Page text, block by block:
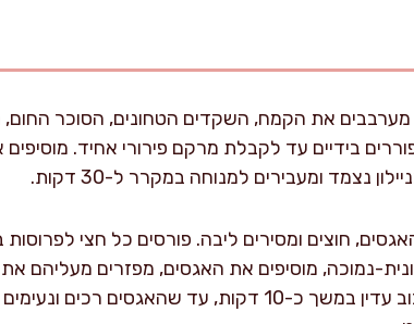
את הקמח, השקדים הטחונים, הסוכר החום,
בידיים עד לקבלת מרקם פירורי אחיד.
נצמד ומעבירים למנוחה במקרר ל-30 דקות.
חוצים ומסירים ליבה. פורסים כל חצי
נמוכה, מוסיפים את האגסים, מפזרים מעליהם את
מאדים את האגסים תוך ערבוב עדין במשך כ-10 דקות,